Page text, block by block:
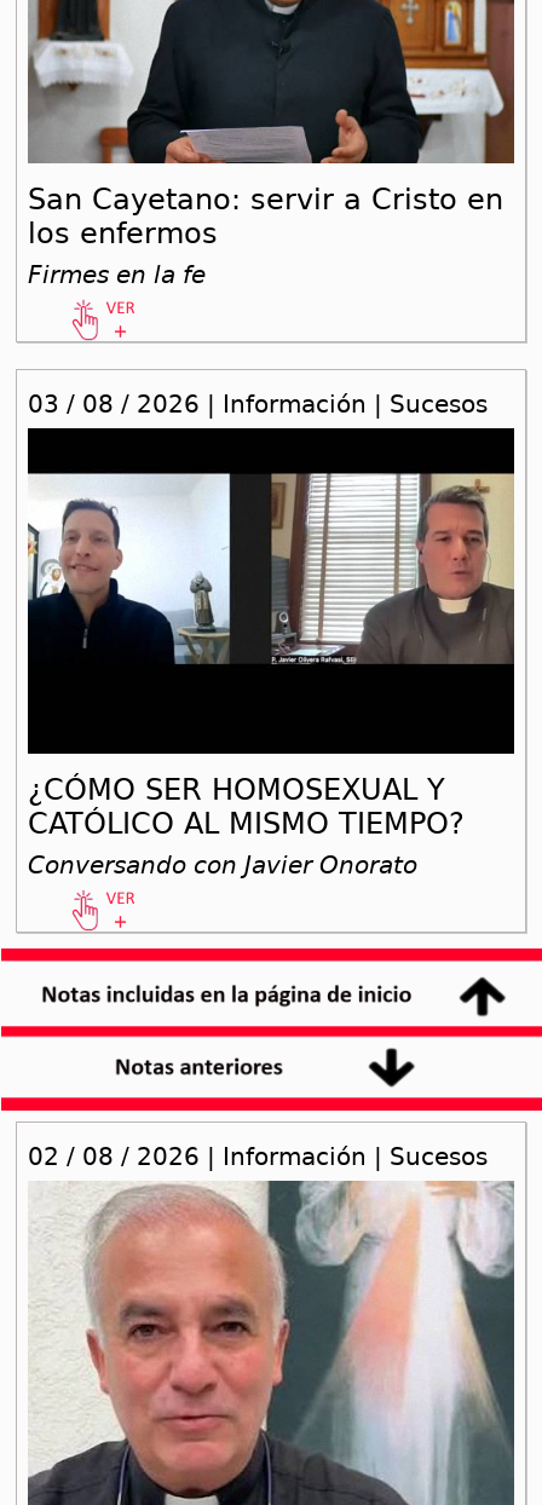
San Cayetano: servir a Cristo en
los enfermos
Firmes en la fe
03 / 08 / 2026 | Información | Sucesos
¿CÓMO SER HOMOSEXUAL Y
CATÓLICO AL MISMO TIEMPO?
Conversando con Javier Onorato
02 / 08 / 2026 | Información | Sucesos